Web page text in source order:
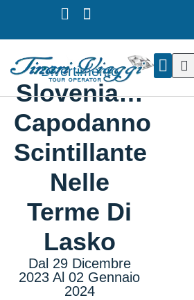
Divertimento
Slovenia…
Capodanno
Scintillante
Nelle
Terme Di
Lasko
Dal 29 Dicembre
2023 Al 02 Gennaio
2024